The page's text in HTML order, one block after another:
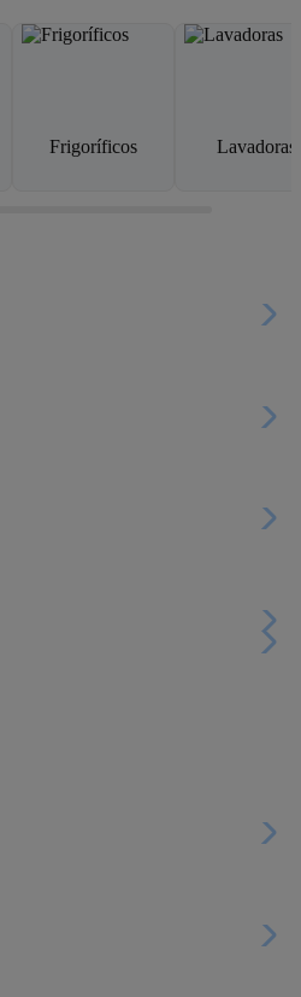
Frigoríficos Lavadoras